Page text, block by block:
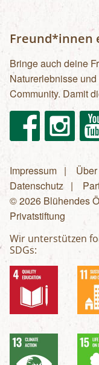
Freund*innen
Bringe auch deine
Naturerlebnisse
Community. Damit
FacebookInstagram
Impressum
Datenschutz
© 2026 Blühendes
Privatstiftung
Wir unterstützen
SDGs: